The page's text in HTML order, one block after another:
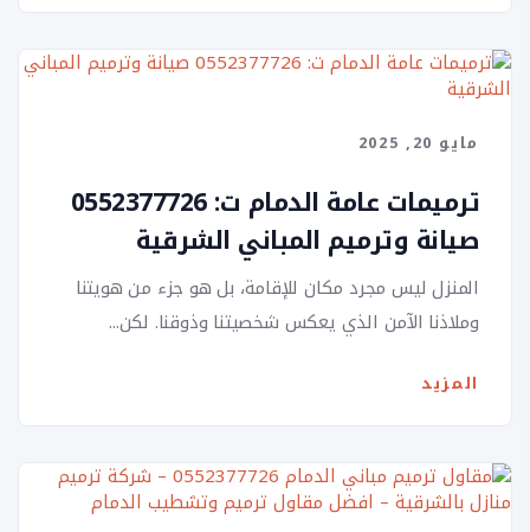
مايو 20, 2025
ترميمات عامة الدمام ت: 0552377726
صيانة وترميم المباني الشرقية
المنزل ليس مجرد مكان للإقامة، بل هو جزء من هويتنا
وملاذنا الآمن الذي يعكس شخصيتنا وذوقنا. لكن...
المزيد